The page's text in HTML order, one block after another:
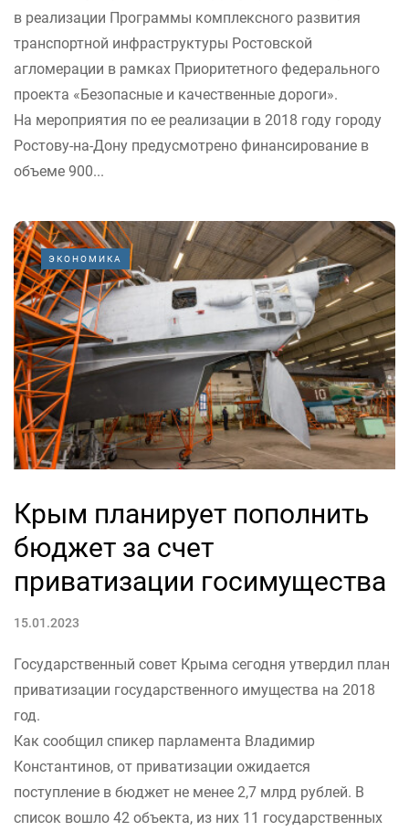
в реализации Программы комплексного развития
транспортной инфраструктуры Ростовской
агломерации в рамках Приоритетного федерального
проекта «Безопасные и качественные дороги».
На мероприятия по ее реализации в 2018 году городу
Ростову-на-Дону предусмотрено финансирование в
объеме 900...
ЭКОНОМИКА
Крым планирует пополнить
бюджет за счет
приватизации госимущества
15.01.2023
Государственный совет Крыма сегодня утвердил план
приватизации государственного имущества на 2018
год.
Как сообщил спикер парламента Владимир
Константинов, от приватизации ожидается
поступление в бюджет не менее 2,7 млрд рублей. В
список вошло 42 объекта, из них 11 государственных